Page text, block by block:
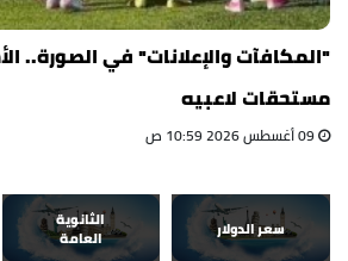
"المكافآت والإعلانات" في الصورة..
مستحقات لاعبيه
سعر الدولار
الثانوية
العامة